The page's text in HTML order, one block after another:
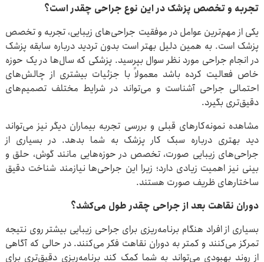
تجربه و تخصص پزشک در این نوع جراحی چقدر است؟
یکی از مهم‌ترین عوامل در موفقیت جراحی‌های زیبایی، تجربه و تخصص
پزشک است. به همین دلیل بهتر است بدون تردید درباره سابقه پزشک
در انجام جراحی مورد نظر سوال بپرسید. پزشکی که سال‌ها در یک حوزه
خاص فعالیت کرده باشد معمولاً با جزئیات بیشتری از چالش‌های
احتمالی جراحی آشناست و می‌تواند در شرایط مختلف تصمیم‌های
دقیق‌تری بگیرد.
مشاهده نمونه‌کارهای قبلی و بررسی تجربه بیماران دیگر نیز می‌تواند
دید بهتری درباره سبک کار پزشک به شما بدهد. در بسیاری از
جراحی‌های زیبایی صورت، تخصص در حوزه‌هایی مانند گوش، حلق و
بینی نیز اهمیت زیادی دارد؛ زیرا این جراحی‌ها نیازمند شناخت دقیق
ساختارهای ظریف صورت هستند.
دوران نقاهت بعد از جراحی چقدر طول می‌کشد؟
بسیاری از افراد هنگام برنامه‌ریزی برای جراحی زیبایی بیشتر روی نتیجه
تمرکز می‌کنند و کمتر به دوران نقاهت فکر می‌کنند. در حالی که آگاهی
از روند بهبودی می‌تواند به شما کمک کند برنامه‌ریزی دقیق‌تری برای